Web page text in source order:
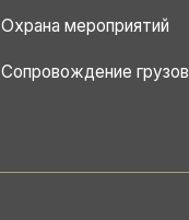
Охрана мероприятий
Сопровождение грузов